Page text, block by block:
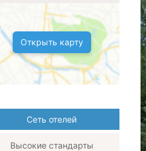
Открыть карту
Сеть отелей
Высокие стандарты